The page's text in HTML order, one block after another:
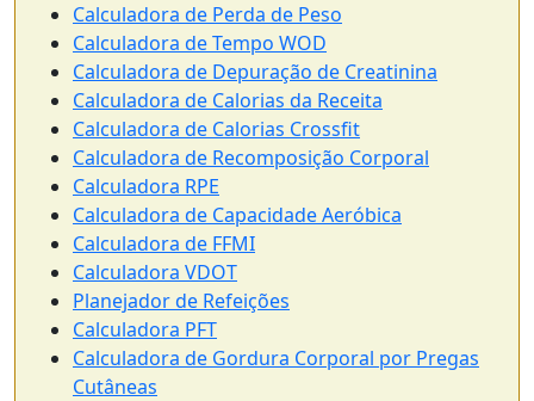
Calculadora de Perda de Peso
Calculadora de Tempo WOD
Calculadora de Depuração de Creatinina
Calculadora de Calorias da Receita
Calculadora de Calorias Crossfit
Calculadora de Recomposição Corporal
Calculadora RPE
Calculadora de Capacidade Aeróbica
Calculadora de FFMI
Calculadora VDOT
Planejador de Refeições
Calculadora PFT
Calculadora de Gordura Corporal por Pregas
Cutâneas